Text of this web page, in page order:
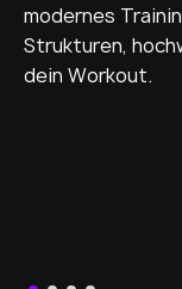
modernes
Strukturen,
dein Workout.